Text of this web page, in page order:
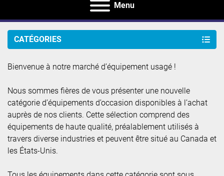
Menu
CATÉGORIES
Bienvenue à notre marché d’équipement usagé !
Nous sommes fières de vous présenter une nouvelle
catégorie d’équipements d’occasion disponibles à l’achat
auprès de nos clients. Cette sélection comprend des
équipements de haute qualité, préalablement utilisés à
travers diverse industries et peuvent être situé au Canada et
les États-Unis.